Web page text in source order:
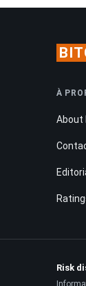
À
About
Risk